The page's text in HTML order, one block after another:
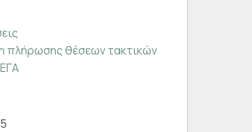
πλήρωσης θέσεων τακτικών